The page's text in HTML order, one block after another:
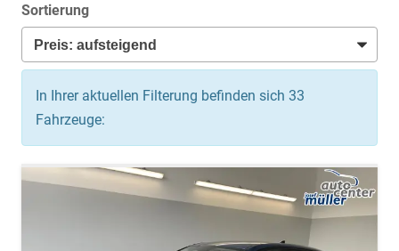
Sortierung
In Ihrer aktuellen Filterung befinden sich 33
Fahrzeuge: